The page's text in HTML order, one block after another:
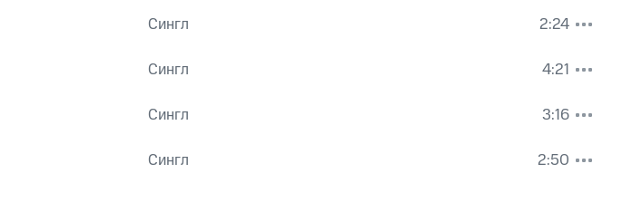
Сингл
2:24
Сингл
4:21
Сингл
3:16
Сингл 2:50